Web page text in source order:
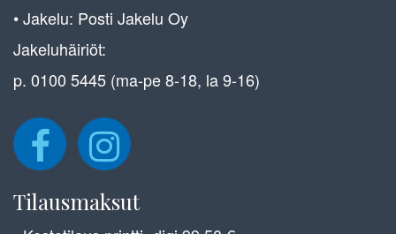
• Jakelu: Posti Jakelu Oy
Jakeluhäiriöt:
p. 0100 5445 (ma-pe 8-18, la 9-16)
Tilausmaksut